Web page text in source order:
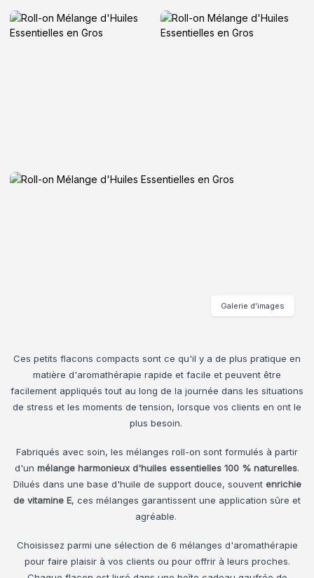
Ces petits flacons compacts sont ce qu'il y a de plus pratique en
matière d'aromathérapie rapide et facile et peuvent être
facilement appliqués tout au long de la journée dans les situations
de stress et les moments de tension, lorsque vos clients en ont le
plus besoin.
Fabriqués avec soin, les mélanges roll-on sont formulés à partir
d'un mélange harmonieux d'huiles essentielles 100 % naturelles.
Dilués dans une base d'huile de support douce, souventenrichie
de vitamine E, ces mélanges garantissent une application sûre et
agréable.
Choisissez parmi une sélection de 6 mélanges d'aromathérapie
pour faire plaisir à vos clients ou pour offrir à leurs proches.
Galerie d’images